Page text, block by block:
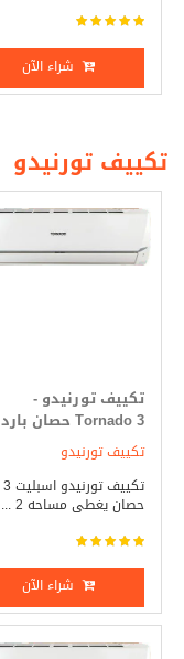
شراء الآن
تكييف تورنيدو
تكييف تورنيدو -
Tornado 3 حصان بارد
فقط
تكييف تورنيدو
تكييف تورنيدو اسبليت 3
حصان يغطى مساحه 2 ...
شراء الآن